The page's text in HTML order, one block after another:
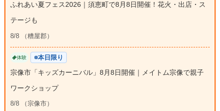
ふれあい夏フェス2026｜須恵町で8月8日開催！花火・出店・ス
テージも
8/8 （糟屋郡）
体験 本日限り
宗像市「キッズカーニバル」8月8日開催｜メイトム宗像で親子
ワークショップ
8/8 （宗像市）